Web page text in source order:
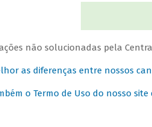
não solucionadas pela
as diferenças entre nossos
o Termo de Uso do nosso